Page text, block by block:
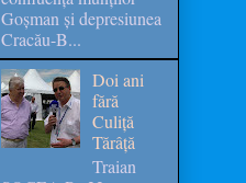
Goșman și depresiunea
Cracău-B...
Doi ani
fără
Culiță
Tărâță
Traian